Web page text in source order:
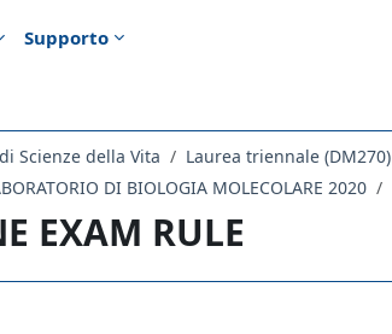
Supporto
Scienze della Vita Laurea triennale (DM270)
DI BIOLOGIA MOLECOLARE 2020
EXAM RULE